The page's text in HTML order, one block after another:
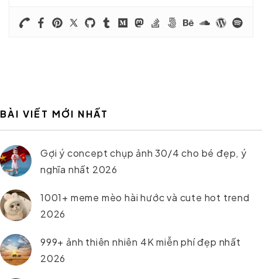
BÀI VIẾT MỚI NHẤT
Gợi ý concept chụp ảnh 30/4 cho bé đẹp, ý
nghĩa nhất 2026
1001+ meme mèo hài hước và cute hot trend
2026
999+ ảnh thiên nhiên 4K miễn phí đẹp nhất
2026